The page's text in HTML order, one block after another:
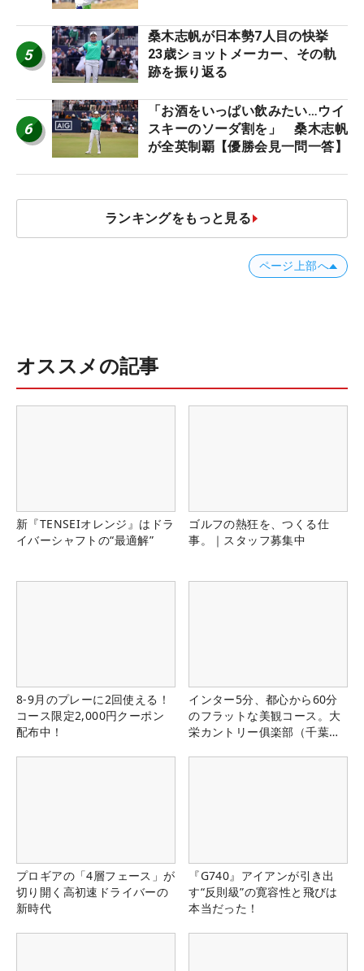
5
桑木志帆が日本勢7人目の快挙
23歳ショットメーカー、その軌
跡を振り返る
6
「お酒をいっぱい飲みたい…ウイ
スキーのソーダ割を」 桑木志帆
が全英制覇【優勝会見一問一答】
ランキングをもっと見る
ページ上部へ
オススメの記事
新『TENSEIオレンジ』はドラ
イバーシャフトの“最適解”
ゴルフの熱狂を、つくる仕
事。｜スタッフ募集中
8-9月のプレーに2回使える！
コース限定2,000円クーポン
配布中！
インター5分、都心から60分
のフラットな美観コース。大
栄カントリー俱楽部（千葉
プロギアの「4層フェース」が
切り開く高初速ドライバーの
新時代
『G740』アイアンが引き出
す“反則級”の寛容性と飛びは
本当だった！